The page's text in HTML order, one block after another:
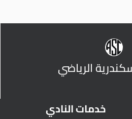
الرياضي
خدمات النادي